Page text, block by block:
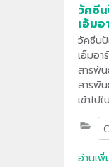
วัคซี
เอ็มอ
วัคซีน
เอ็มอา
สารพัน
สารพัน
เข้าไป
สารโ
ระบบ
ต้านเ
ต่อเซล
อ่านเพิ่